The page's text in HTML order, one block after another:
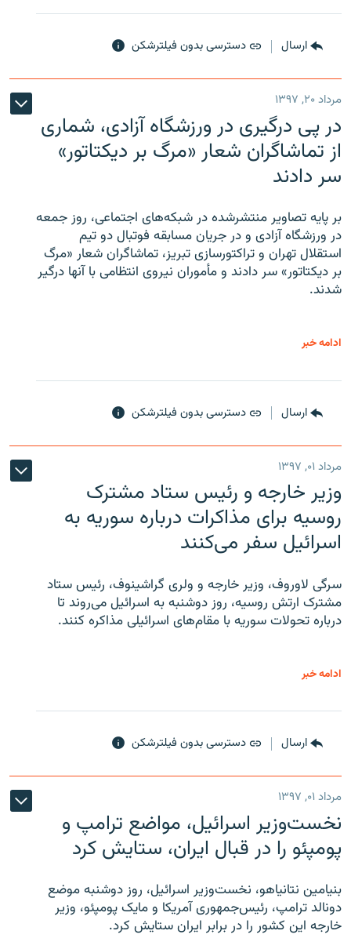
ارسال دسترسی بدون فیلترشکن
مرداد ۲۰, ۱۳۹۷
در پی درگیری در ورزشگاه آزادی، شماری
از تماشاگران شعار «مرگ بر دیکتاتور»
سر دادند
بر پایه تصاویر منتشرشده در شبکه‌های اجتماعی، روز جمعه
در ورزشگاه آزادی و در جریان مسابقه فوتبال دو تیم
استقلال تهران و تراکتورسازی تبریز، تماشاگران شعار «مرگ
بر دیکتاتور» سر دادند و مأموران نیروی انتظامی با آنها درگیر
شدند.
ادامه خبر
ارسال دسترسی بدون فیلترشکن
مرداد ۰۱, ۱۳۹۷
وزیر خارجه و رئیس‌ ستاد مشترک
روسیه برای مذاکرات درباره سوریه به
اسرائیل سفر می‌کنند
سرگی لاوروف، وزیر خارجه و ولری گراشینوف، رئیس ستاد
مشترک ارتش روسیه، روز دوشنبه به اسرائیل می‌روند تا
درباره تحولات سوریه با مقام‌های اسرائیلی مذاکره کنند.
ادامه خبر
ارسال دسترسی بدون فیلترشکن
مرداد ۰۱, ۱۳۹۷
نخست‌وزیر اسرائیل، مواضع ترامپ و
پومپئو را در قبال ایران، ستایش کرد
بنیامین نتانیاهو، نخست‌وزیر اسرائیل، روز دوشنبه موضع
دونالد ترامپ، رئیس‌جمهوری آمریکا و مایک پومپئو، وزیر
خارجه این کشور را در برابر ایران ستایش کرد.